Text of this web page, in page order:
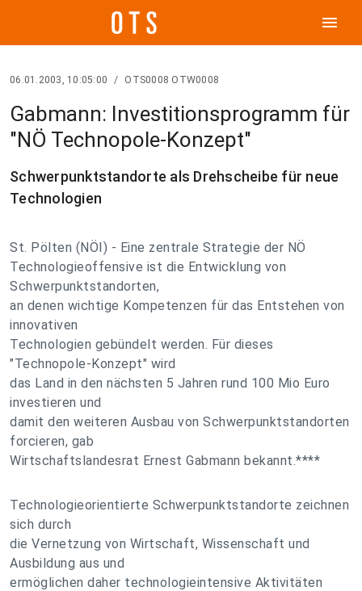
menu
06.01.2003, 10:05:00 / OTS0008 OTW0008
Gabmann: Investitionsprogramm für
"NÖ Technopole-Konzept"
Schwerpunktstandorte als Drehscheibe für neue
Technologien
St. Pölten (NÖI) - Eine zentrale Strategie der NÖ
Technologieoffensive ist die Entwicklung von
Schwerpunktstandorten,
an denen wichtige Kompetenzen für das Entstehen von
innovativen
Technologien gebündelt werden. Für dieses
"Technopole-Konzept" wird
das Land in den nächsten 5 Jahren rund 100 Mio Euro
investieren und
damit den weiteren Ausbau von Schwerpunktstandorten
forcieren, gab
Wirtschaftslandesrat Ernest Gabmann bekannt.****
Technologieorientierte Schwerpunktstandorte zeichnen
sich durch
die Vernetzung von Wirtschaft, Wissenschaft und
Ausbildung aus und
ermöglichen daher technologieintensive Aktivitäten